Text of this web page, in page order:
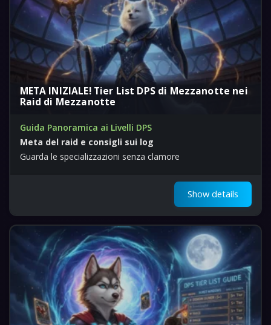
META INIZIALE! Tier List DPS di Mezzanotte nei
Raid di Mezzanotte
Guida Panoramica ai Livelli DPS
Meta del raid e consigli sui log
Guarda le specializzazioni senza clamore
Show details